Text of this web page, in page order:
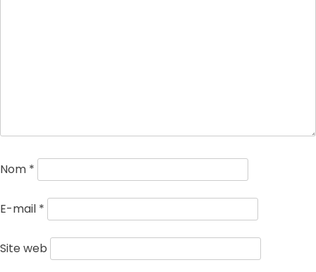
Nom *
E-mail *
Site web